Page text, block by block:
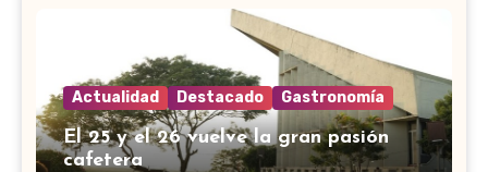
Actualidad Destacado Gastronomía
El 25 y el 26 vuelve la gran pasión
cafetera